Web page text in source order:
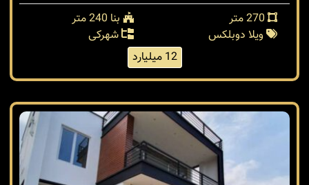
بنا 240 متر
ویلا دوبلکس
شهرکی
12 میلیارد